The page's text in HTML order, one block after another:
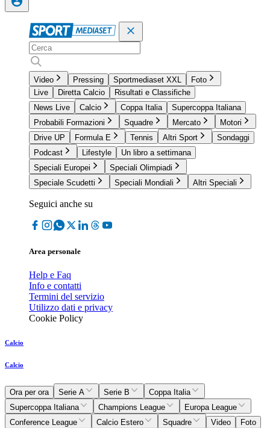
Video Pressing Sportmediaset XXL
Foto
Live
Diretta Calcio
Risultati e Classifiche
News Live
Calcio Coppa Italia
Supercoppa Italiana
Probabili Formazioni
Squadre Mercato
Motori
Drive UP
Formula E Tennis Altri Sport
Sondaggi
Podcast
Lifestyle
Un libro a settimana
Speciali Europei
Speciali Olimpiadi
Speciale Scudetti
Speciali Mondiali Altri Speciali
Seguici anche su
Area personale
Help e Faq
Info e contatti
Termini del servizio
Utilizzo dati e privacy
Cookie Policy
Calcio
Calcio
Ora per ora Serie A Serie B
Coppa Italia
Supercoppa Italiana
Champions League
Europa League
Conference League
Calcio Estero Squadre Video
Foto